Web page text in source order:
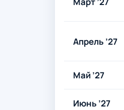
Апрель ’27
Май ’27
Июнь ’27